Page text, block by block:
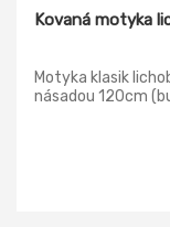
Kovaná motyka
Motyka klasik
násadou 120cm